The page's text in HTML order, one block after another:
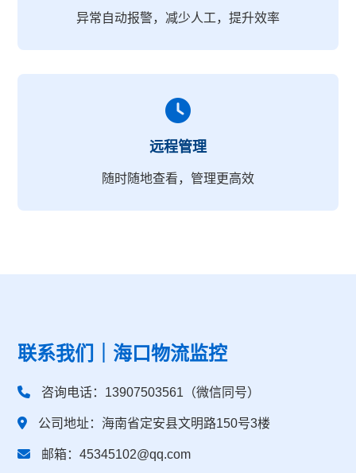
异常自动报警，减少人工，提升效率
远程管理
随时随地查看，管理更高效
联系我们｜海口物流监控
咨询电话：13907503561（微信同号）
公司地址：海南省定安县文明路150号3楼
邮箱：45345102@qq.com